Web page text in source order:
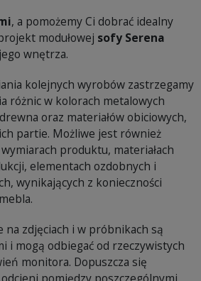
, a pomożemy Ci dobrać idealny
modułowej sofy Serena
wnętrza.
kolejnych wyrobów zastrzegamy
różnic w kolorach metalowych
oraz materiałów obiciowych,
partie. Możliwe jest również
produktu, materiałach
elementach ozdobnych i
wynikających z konieczności
zdjęciach i w próbnikach są
i mogą odbiegać od rzeczywistych
monitora. Dopuszcza się